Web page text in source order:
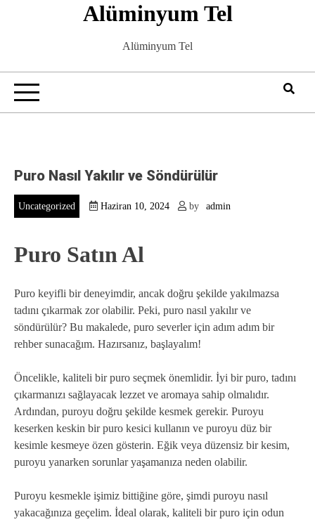
Alüminyum Tel
Alüminyum Tel
Puro Nasıl Yakılır ve Söndürülür
Uncategorized Haziran 10, 2024 by admin
Puro Satın Al
Puro keyifli bir deneyimdir, ancak doğru şekilde yakılmazsa
tadını çıkarmak zor olabilir. Peki, puro nasıl yakılır ve
söndürülür? Bu makalede, puro severler için adım adım bir
rehber sunacağım. Hazırsanız, başlayalım!
Öncelikle, kaliteli bir puro seçmek önemlidir. İyi bir puro, tadını
çıkarmanızı sağlayacak lezzet ve aromaya sahip olmalıdır.
Ardından, puroyu doğru şekilde kesmek gerekir. Puroyu
keserken keskin bir puro kesici kullanın ve puroyu düz bir
kesimle kesmeye özen gösterin. Eğik veya düzensiz bir kesim,
puroyu yanarken sorunlar yaşamanıza neden olabilir.
Puroyu kesmekle işimiz bittiğine göre, şimdi puroyu nasıl
yakacağınıza geçelim. İdeal olarak, kaliteli bir puro için odun